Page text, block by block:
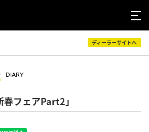
ディーラーサイトへ
DIARY
フェアPart2」